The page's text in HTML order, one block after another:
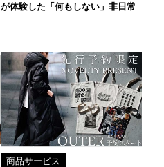
が体験した「何もしない」非日常
商品サービス